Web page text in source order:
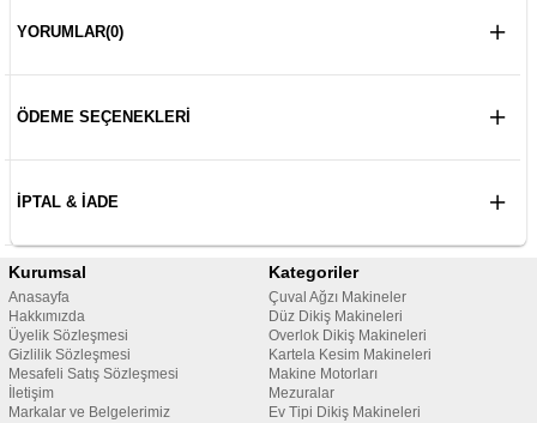
YORUMLAR(0)
ÖDEME SEÇENEKLERI
İPTAL & İADE
Kurumsal
Anasayfa
Hakkımızda
Üyelik Sözleşmesi
Gizlilik Sözleşmesi
Mesafeli Satış Sözleşmesi
İletişim
Markalar ve Belgelerimiz
Kategoriler
Çuval Ağzı Makineler
Düz Dikiş Makineleri
Overlok Dikiş Makineleri
Kartela Kesim Makineleri
Makine Motorları
Mezuralar
Ev Tipi Dikiş Makineleri